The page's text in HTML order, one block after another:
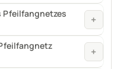
Pfeilfangnetzes
+
+